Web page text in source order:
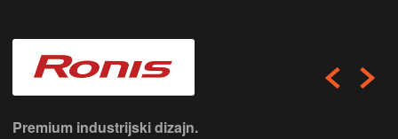
Premium industrijski dizajn.